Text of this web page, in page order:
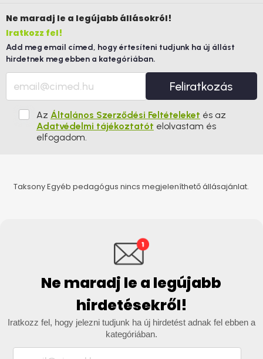
Ne maradj le a legújabb állásokról!
Iratkozz fel!
Add meg email címed, hogy értesíteni tudjunk ha új állást
hirdetnek meg ebben a kategóriában.
Feliratkozás
Az Általános Szerződési Feltételeket és az
Adatvédelmi tájékoztatót elolvastam és
elfogadom.
Taksony Egyéb pedagógus nincs megjeleníthető állásajánlat.
Ne maradj le a legújabb
hirdetésekről!
Iratkozz fel, hogy jelezni tudjunk ha új hirdetést adnak fel ebben a
kategóriában.